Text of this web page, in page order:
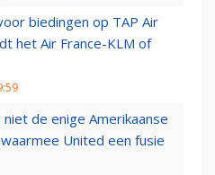
biedingen op TAP Air
het Air France-KLM of
niet de enige Amerikaanse
United een fusie